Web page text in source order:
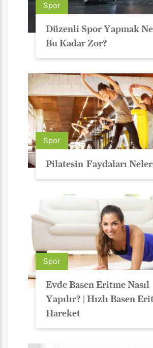
Spor
Düzenli Spor Yapmak
Bu Kadar Zor?
Spor
Pilatesin Faydaları
Spor
Evde Basen Eritme Nasıl
Yapılır? | Hızlı Basen
Hareket